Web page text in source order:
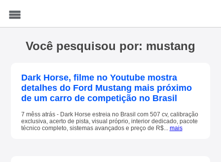
Você pesquisou por: mustang
Dark Horse, filme no Youtube mostra
detalhes do Ford Mustang mais próximo
de um carro de competição no Brasil
7 mêss atrás - Dark Horse estreia no Brasil com 507 cv, calibração
exclusiva, acerto de pista, visual próprio, interior dedicado, pacote
técnico completo, sistemas avançados e preço de R$... mais